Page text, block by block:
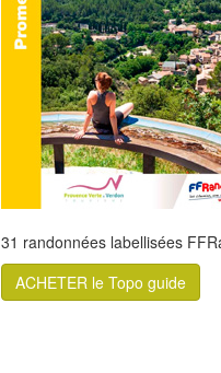
31 randonnées labellisées
ACHETER le Topo guide